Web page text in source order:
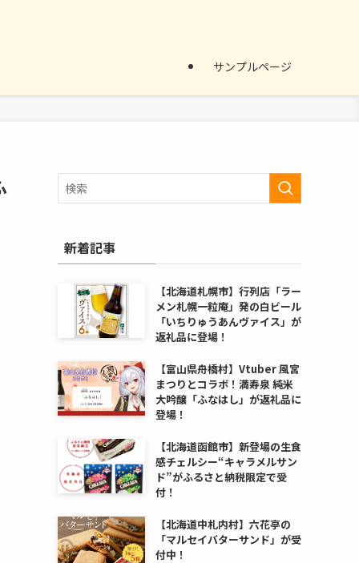
サンプルページ
新着記事
【北海道札幌市】行列店「ラー
メン札幌一粒庵」発の白ビール
「いちりゅうあんヴァイス」が
返礼品に登場！
【富山県舟橋村】Vtuber 風宮
まつりとコラボ！満寿泉 純米
大吟醸「ふなはし」が返礼品に
登場！
【北海道函館市】新登場の生食
感チェルシー“キャラメルサン
ド”がふるさと納税限定で受
付！
【北海道中札内村】六花亭の
「マルセイバターサンド」が受
付中！